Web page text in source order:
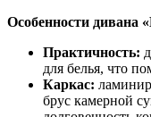
Особенности дивана
Практичность:
для белья, что
Каркас:
брус камерной